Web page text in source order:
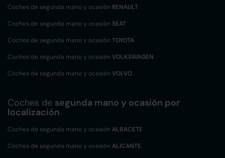
Coches de segunda mano y ocasión RENAULT
Coches de segunda mano y ocasión SEAT
Coches de segunda mano y ocasión TOYOTA
Coches de segunda mano y ocasión VOLKSWAGEN
Coches de segunda mano y ocasión VOLVO
Coches de segunda mano y ocasión por
localización
Coches de segunda mano y ocasión ALBACETE
Coches de segunda mano y ocasión ALICANTE